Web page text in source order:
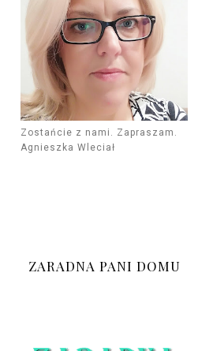
Zostańcie z nami. Zapraszam.
Agnieszka Wleciał
ZARADNA PANI DOMU